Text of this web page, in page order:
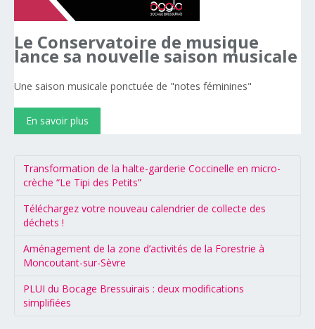
Le Conservatoire de musique
lance sanouvelle saison musicale
Une saison musicale ponctuée de "notes féminines"
En savoir plus
Transformation de la halte-garderie Coccinelle en micro-
crèche “Le Tipi des Petits”
Téléchargez votre nouveau calendrier de collecte des
déchets !
Aménagement de la zone d’activités de la Forestrie à
Moncoutant-sur-Sèvre
PLUI du Bocage Bressuirais : deux modifications
simplifiées